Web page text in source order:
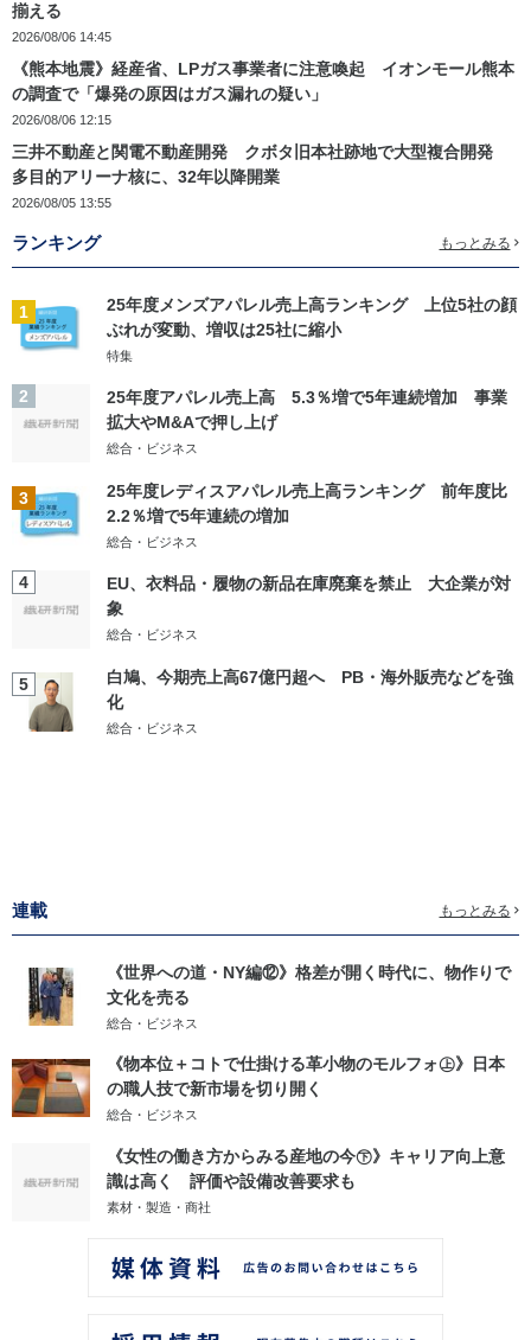
揃える
2026/08/06 14:45
《熊本地震》経産省、LPガス事業者に注意喚起 イオンモール熊本
の調査で「爆発の原因はガス漏れの疑い」
2026/08/06 12:15
三井不動産と関電不動産開発 クボタ旧本社跡地で大型複合開発
多目的アリーナ核に、32年以降開業
2026/08/05 13:55
ランキング もっとみる
1
25年度メンズアパレル売上高ランキング 上位5社の顔
ぶれが変動、増収は25社に縮小
特集
2
25年度アパレル売上高 5.3％増で5年連続増加 事業
拡大やM&Aで押し上げ
総合・ビジネス
3
25年度レディスアパレル売上高ランキング 前年度比
2.2％増で5年連続の増加
総合・ビジネス
4
EU、衣料品・履物の新品在庫廃棄を禁止 大企業が対
象
総合・ビジネス
5
白鳩、今期売上高67億円超へ PB・海外販売などを強
化
総合・ビジネス
連載 もっとみる
《世界への道・NY編⑫》格差が開く時代に、物作りで
文化を売る
総合・ビジネス
《物本位＋コトで仕掛ける革小物のモルフォ㊤》日本
の職人技で新市場を切り開く
総合・ビジネス
《女性の働き方からみる産地の今㊦》キャリア向上意
識は高く 評価や設備改善要求も
素材・製造・商社